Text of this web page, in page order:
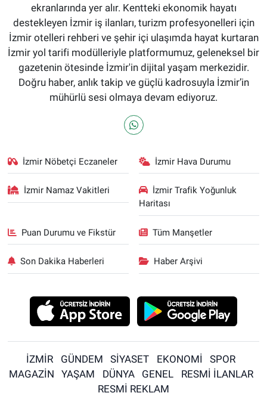
ekranlarında yer alır. Kentteki ekonomik hayatı
destekleyen İzmir iş ilanları, turizm profesyonelleri için
İzmir otelleri rehberi ve şehir içi ulaşımda hayat kurtaran
İzmir yol tarifi modülleriyle platformumuz, geleneksel bir
gazetenin ötesinde İzmir'in dijital yaşam merkezidir.
Doğru haber, anlık takip ve güçlü kadrosuyla İzmir’in
mühürlü sesi olmaya devam ediyoruz.
İzmir Nöbetçi Eczaneler İzmir Hava Durumu
İzmir Namaz Vakitleri
İzmir Trafik Yoğunluk
Haritası
Puan Durumu ve Fikstür Tüm Manşetler
Son Dakika Haberleri Haber Arşivi
İZMİR GÜNDEM SİYASET EKONOMİ
SPOR
MAGAZİN
YAŞAM DÜNYA GENEL
RESMİ İLANLAR
RESMİ REKLAM